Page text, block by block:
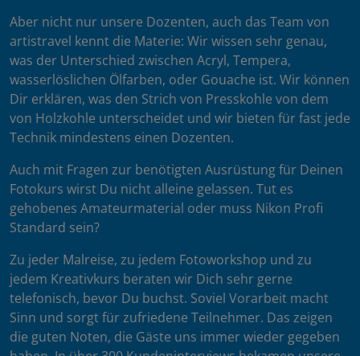
Aber nicht nur unsere Dozenten, auch das Team von
artistravel kennt die Materie: Wir wissen sehr genau,
was der Unterschied zwischen Acryl, Tempera,
wasserlöslichen Ölfarben, oder Gouache ist. Wir können
Dir erklären, was den Strich von Presskohle von dem
von Holzkohle unterscheidet und wir bieten für fast jede
Technik mindestens einen Dozenten.
Auch mit Fragen zur benötigten Ausrüstung für Deinen
Fotokurs wirst Du nicht alleine gelassen. Tut es
gehobenes Amateurmaterial oder muss Nikon Profi
Standard sein?
Zu jeder Malreise, zu jedem Fotoworkshop und zu
jedem Kreativkurs beraten wir Dich sehr gerne
telefonisch, bevor Du buchst. Soviel Vorarbeit macht
Sinn und sorgt für zufriedene Teilnehmer. Das zeigen
die guten Noten, die Gäste uns immer wieder gegeben